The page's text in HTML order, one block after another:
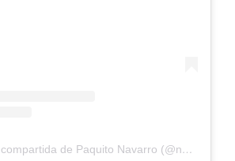
Una publicación compartida de Paquito Navarro (@navarro_paquito)